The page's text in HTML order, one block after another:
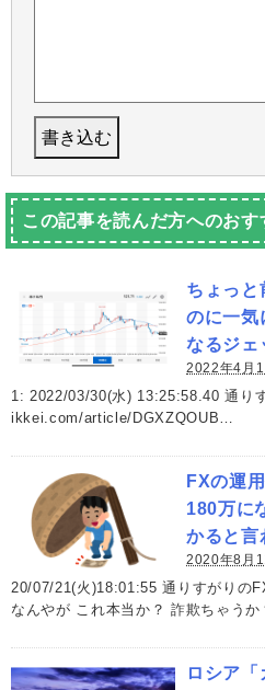
この記事を読んだ方へのおす
ちょっと
のに一気
なるジェ
2022年4月1
1: 2022/03/30(水) 13:25:58.40 通り
ikkei.com/article/DGXZQOUB…
FXの運
180万に
かると言
2020年8月
20/07/21(火)18:01:55 通りすがりの
なんやが これ本当か？ 詐欺ちゃう
ロシア「